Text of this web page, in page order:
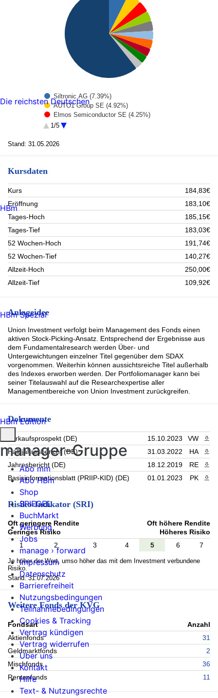
Siltronic AG (7.39%)
AUTO1 Group SE (4.92%)
Elmos Semiconductor SE (4.25%)
CANCOM SE (3.76%)
HYPOPORT SE (3.32%)
1/5
Stand: 31.05.2026
Kursdaten
Kurs
184,83€
Eröffnung
183,10€
Tages-Hoch
185,15€
Tages-Tief
183,03€
52 Wochen-Hoch
191,74€
52 Wochen-Tief
140,27€
Allzeit-Hoch
250,00€
Allzeit-Tief
109,92€
Anlageidee
Union Investment verfolgt beim Management des Fonds einen
aktiven Stock-Picking-Ansatz. Entsprechend der Ergebnisse aus
dem Fundamentalresearch werden Über- und
Untergewichtungen einzelner Titel gegenüber dem SDAX
vorgenommen. Weiterhin können aussichtsreiche Titel außerhalb
des Indexes erworben werden. Der Portfoliomanager kann bei
seiner Titelauswahl auf die Researchexpertise aller
Managementbereiche von Union Investment zurückgreifen.
Dokumente
Verkaufsprospekt (DE) 15.10.2023 VW
Halbjahresbericht (DE)
31.03.2022 HA
Jahresbericht (DE)
18.12.2019 RE
Basisinformationsblatt (PRIIP-KID) (DE)
01.01.2023 PK
Risiko-Indikator (SRI)
Oft geringere Rendite
Geringes Risiko
Oft höhere Rendite
Höheres Risiko
1
2 3 4 5 6 7
Je höher der Wert, umso höher das mit dem Investment verbundene
Risiko.
Stand: 31.07.2026
Weitere Fonds der KVG
Fondsart
Anzahl
Aktienfonds
31
Geldmarktfonds
2
Mischfonds
36
Rentenfonds
11
Die reichsten Deutschen
HBm
HBm Spezial
HBm Edition
manager-Gruppe
Abo mm
Abo HBm
Shop
SPIEGEL
BuchMarkt
Werbung
Jobs
manage › forward
Impressum
Datenschutz
Barrierefreiheit
Nutzungsbedingungen
Teilnahmebedingungen
Cookies & Tracking
Vertrag kündigen
Vertrag widerrufen
Über uns
Kontakt
Hilfe
Text- & Nutzungsrechte